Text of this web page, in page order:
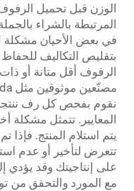
الوزن قبل تحميل
المرتبطة بالشراء
في بعض الأحيان مشكلة
بتقليص التكاليف
الرفوف أقل متانة أو
نقوم بفحص كل رف
المعايير. تتمثل
يتم استلام المنتج.
تتعرض لتأخير أو عدم
على إنتاجيتك وقد يؤدي
مع المورد والتحقق من